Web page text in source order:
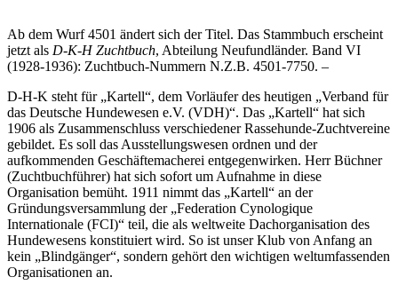
Ab dem Wurf 4501 ändert sich der Titel. Das Stammbuch erscheint
jetzt als D-K-H Zuchtbuch, Abteilung Neufundländer. Band VI
(1928-1936): Zuchtbuch-Nummern N.Z.B. 4501-7750. –
D-H-K steht für „Kartell“, dem Vorläufer des heutigen „Verband für
das Deutsche Hundewesen e.V. (VDH)“. Das „Kartell“ hat sich
1906 als Zusammenschluss verschiedener Rassehunde-Zuchtvereine
gebildet. Es soll das Ausstellungswesen ordnen und der
aufkommenden Geschäftemacherei entgegenwirken. Herr Büchner
(Zuchtbuchführer) hat sich sofort um Aufnahme in diese
Organisation bemüht. 1911 nimmt das „Kartell“ an der
Gründungsversammlung der „Federation Cynologique
Internationale (FCI)“ teil, die als weltweite Dachorganisation des
Hundewesens konstituiert wird. So ist unser Klub von Anfang an
kein „Blindgänger“, sondern gehört den wichtigen weltumfassenden
Organisationen an.